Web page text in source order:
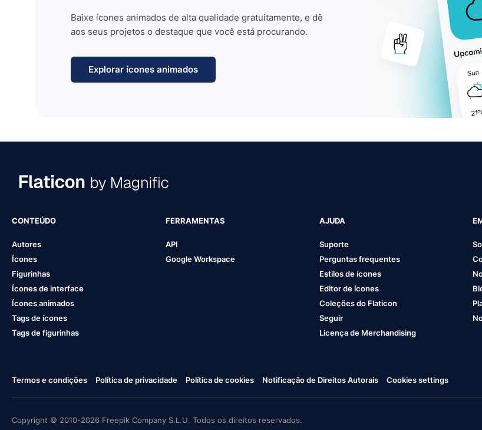
Baixe ícones animados de alta qualidade gratuitamente, e dê
aos seus projetos o destaque que você está procurando.
Explorar ícones animados
CONTEÚDO
Autores
Ícones
Figurinhas
Ícones de interface
Ícones animados
Tags de ícones
Tags de figurinhas
FERRAMENTAS
API
Google Workspace
AJUDA
Suporte
Perguntas frequentes
Estilos de ícones
Editor de ícones
Coleções do Flaticon
Seguir
Licença de Merchandising
Termos e condições Política de privacidade Política de cookies Notificação de Direitos Autorais Cookies settings
Copyright © 2010-2026 Freepik Company S.L.U. Todos os direitos reservados.